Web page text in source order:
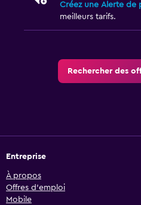
Créez une Alerte de
meilleurs tarifs.
Rechercher des
Entreprise
À propos
Offres d’emploi
Mobile